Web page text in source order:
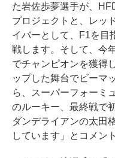
た岩佐歩夢選手が、
プロジェクトと、レッ
イバーとして、F1を目
戦します。そして、今
でチャンピオンを獲得
ップした舞台でビーマ
ら、スーパーフォーミ
のルーキー、最終戦で
ダンデライアンの太田
しています」とコメント